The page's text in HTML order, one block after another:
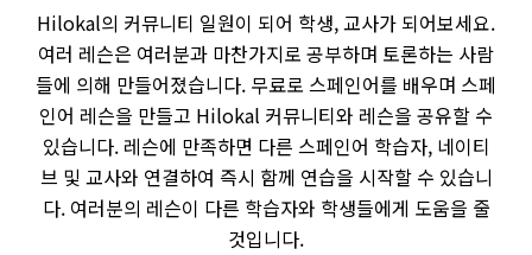
Hilokal의 커뮤니티 일원이 되어 학생, 교사가 되어보세요.
여러 레슨은 여러분과 마찬가지로 공부하며 토론하는 사람
들에 의해 만들어졌습니다. 무료로 스페인어를 배우며 스페
인어 레슨을 만들고 Hilokal 커뮤니티와 레슨을 공유할 수
있습니다. 레슨에 만족하면 다른 스페인어 학습자, 네이티
브 및 교사와 연결하여 즉시 함께 연습을 시작할 수 있습니
다. 여러분의 레슨이 다른 학습자와 학생들에게 도움을 줄
것입니다.